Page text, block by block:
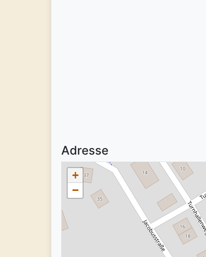
Adresse
+
−